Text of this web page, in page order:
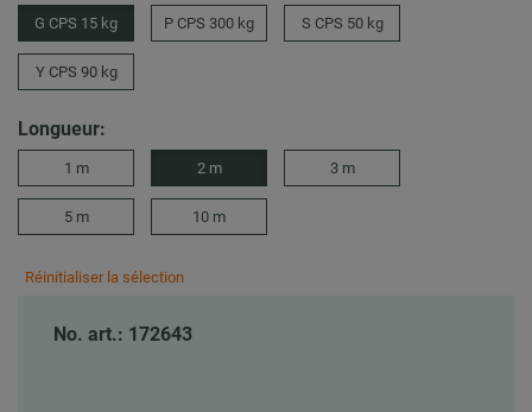
G CPS 15 kg P CPS 300 kg S CPS 50 kg
Y CPS 90 kg
Longueur:
1 m 2 m 3 m
5 m 10 m
Réinitialiser la sélection
No. art.: 172643